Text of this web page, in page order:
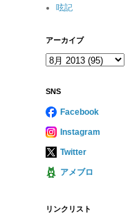
呟記
アーカイブ
SNS
Facebook
Instagram
Twitter
アメブロ
リンクリスト